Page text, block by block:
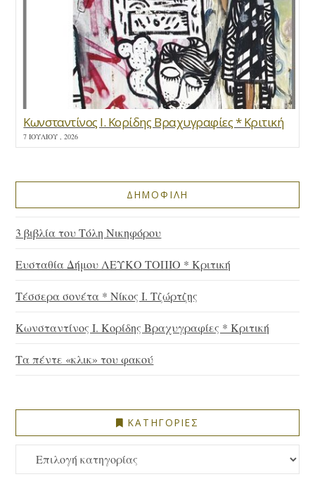
Κωνσταντίνος Ι. Κορίδης Βραχυγραφίες * Κριτική
7 ΙΟΥΛΊΟΥ , 2026
ΔΗΜΟΦΙΛΗ
3 βιβλία του Τόλη Νικηφόρου
Ευσταθία Δήμου ΛΕΥΚΟ ΤΟΠΙΟ * Κριτική
Τέσσερα σονέτα * Νίκος Ι. Τζώρτζης
Κωνσταντίνος Ι. Κορίδης Βραχυγραφίες * Κριτική
Τα πέντε «κλικ» του φακού
ΚΑΤΗΓΟΡΙΕΣ
ΚΑΤΗΓΟΡΙΕΣ